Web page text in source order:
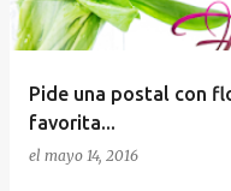
Pide una postal con
favorita...
el mayo 14, 2016